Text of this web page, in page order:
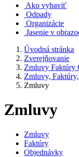
Ako vybaviť
Odpady
Organizácie
Jasenie v
Úvodná stránka
Zverejňovanie
Zmluvy Faktúry
Zmluvy,
Zmluvy
Zmluvy
Zmluvy
Faktúry
Objednávky